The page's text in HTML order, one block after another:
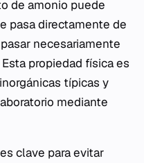
de amonio puede
pasa directamente de
necesariamente
propiedad física es
típicas y
mediante
clave para evitar